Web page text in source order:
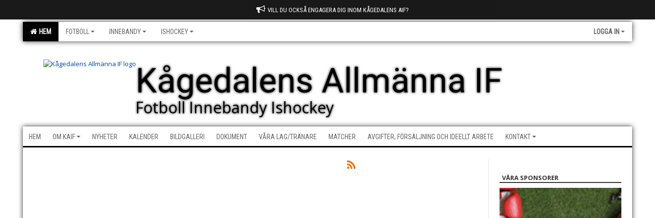
VILL DU OCKSÅ ENGAGERA DIG INOM KÅGEDALENS AIF?
HEM FOTBOLL INNEBANDY ISHOCKEY LOGGA IN
Kågedalens Allmänna IF
Fotboll Innebandy Ishockey
HEM OM KAIF NYHETER KALENDER BILDGALLERI DOKUMENT VÅRA LAG/TRÄNARE MATCHER AVGIFTER, FÖRSÄLJNING OCH IDEELLT ARBETE KONTAKT
VÅRA SPONSORER